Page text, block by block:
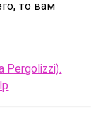
то вам
Pergolizzi).